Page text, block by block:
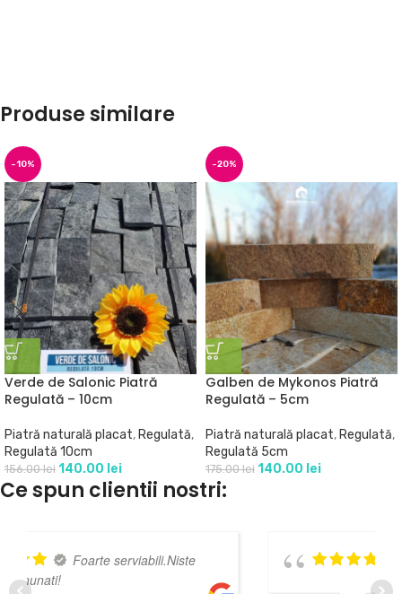
Produse similare
-10%
Verde de Salonic Piatră
Regulată – 10cm
Piatră naturală placat, Regulată,
Regulată 10cm
156.00lei 140.00 lei
-20%
Galben de Mykonos Piatră
Regulată – 5cm
Piatră naturală placat, Regulată,
Regulată 5cm
175.00lei 140.00 lei
Ce spun clientii nostri: